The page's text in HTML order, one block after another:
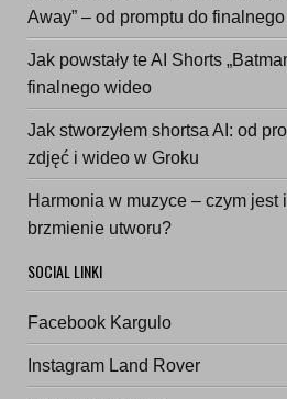
Away” – od promptu do
Jak powstały te AI Shorts
finalnego wideo
Jak stworzyłem shortsa AI: od
zdjęć i wideo w Groku
Harmonia w muzyce – czym jest
brzmienie utworu?
SOCIAL LINKI
Facebook Kargulo
Instagram Land Rover